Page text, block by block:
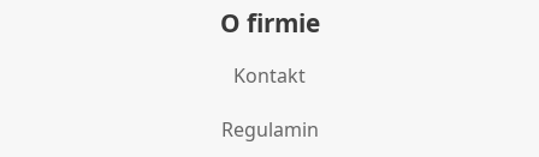
O firmie
Kontakt
Regulamin